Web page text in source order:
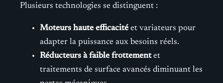
Plusieurs technologies se distinguent :
Moteurs haute efficacité et variateurs pour
adapter la puissance aux besoins réels.
Réducteurs à faible frottementet
traitements de surface avancés diminuant les